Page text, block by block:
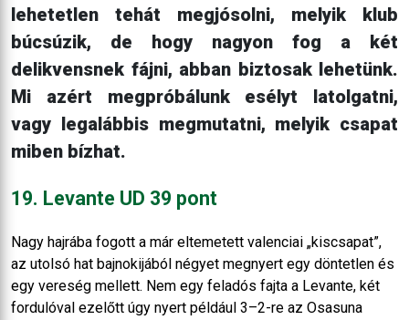
lehetetlen tehát megjósolni, melyik klub
búcsúzik, de hogy nagyon fog a két
delikvensnek fájni, abban biztosak lehetünk.
Mi azért megpróbálunk esélyt latolgatni,
vagy legalábbis megmutatni, melyik csapat
miben bízhat.
19. Levante UD 39 pont
Nagy hajrába fogott a már eltemetett valenciai „kiscsapat”,
az utolsó hat bajnokijából négyet megnyert egy döntetlen és
egy vereség mellett. Nem egy feladós fajta a Levante, két
fordulóval ezelőtt úgy nyert például 3–2-re az Osasuna